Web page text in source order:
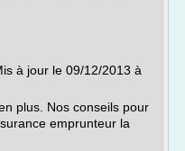
à jour le 09/12/2013 à
plus. Nos conseils pour
emprunteur la